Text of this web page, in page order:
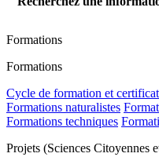
Formations
Formations
Cycle de formation et
Formations naturalistes
Formations techniques
Projets (Sciences Citoyennes